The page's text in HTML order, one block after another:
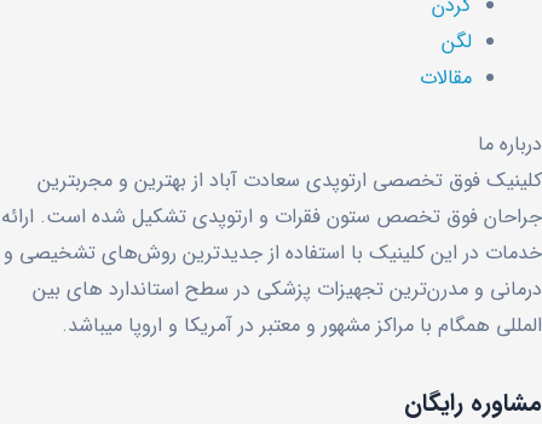
گردن
لگن
مقالات
درباره ما
کلینیک فوق تخصصی ارتوپدی سعادت آباد از بهترین و مجربترین
جراحان فوق تخصص ستون فقرات و ارتوپدی تشکیل شده است. ارائه
خدمات در این کلینیک با استفاده از جدیدترین روش‌های تشخیصی و
درمانی و مدرن‌ترین تجهیزات پزشکی در سطح استاندارد های بین
المللی همگام با مراکز مشهور و معتبر در آمریکا و اروپا میباشد.
مشاوره رایگان